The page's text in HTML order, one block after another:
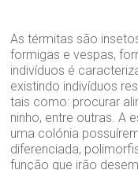
As térmitas são
formigas e vespas,
indivíduos é
existindo indivíduos
tais como: procurar
ninho, entre outras. A
uma colónia
diferenciada,
função que irão